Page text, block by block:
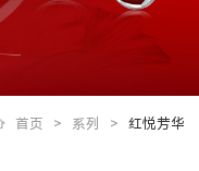
首页 > 系列 > 红悦芳华